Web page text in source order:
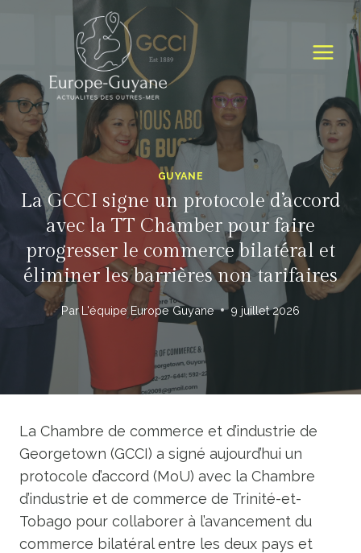
GUYANE
La GCCI signe un protocole d’accord
avec la TT Chamber pour faire
progresser le commerce bilatéral et
éliminer les barrières non tarifaires
Par L'équipe Europe Guyane 9 juillet 2026
La Chambre de commerce et d’industrie de
Georgetown (GCCI) a signé aujourd’hui un
protocole d’accord (MoU) avec la Chambre
d’industrie et de commerce de Trinité-et-
Tobago pour collaborer à l’avancement du
commerce bilatéral entre les deux pays et